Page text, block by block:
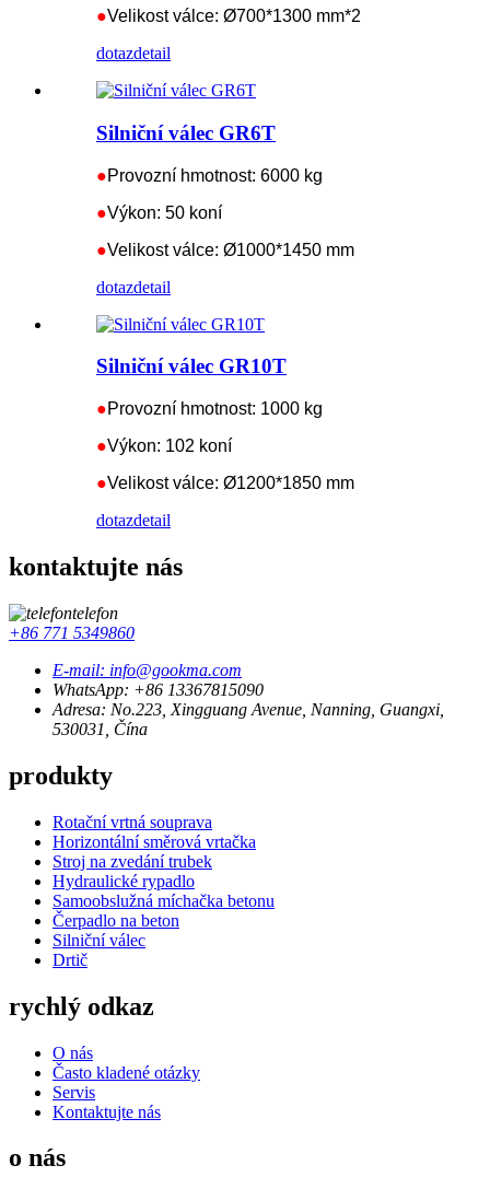
●Velikost válce: Ø700*1300 mm*2
dotazdetail
Silniční válec GR6T
●Provozní hmotnost: 6000 kg
●Výkon: 50 koní
●Velikost válce: Ø1000*1450 mm
dotazdetail
Silniční válec GR10T
●Provozní hmotnost: 1000 kg
●Výkon: 102 koní
●Velikost válce: Ø1200*1850 mm
dotazdetail
kontaktujte nás
telefon
+86 771 5349860
E-mail: info@gookma.com
WhatsApp: +86 13367815090
Adresa: No.223, Xingguang Avenue, Nanning, Guangxi,
530031, Čína
produkty
Rotační vrtná souprava
Horizontální směrová vrtačka
Stroj na zvedání trubek
Hydraulické rypadlo
Samoobslužná míchačka betonu
Čerpadlo na beton
Silniční válec
Drtič
rychlý odkaz
O nás
Často kladené otázky
Servis
Kontaktujte nás
o nás